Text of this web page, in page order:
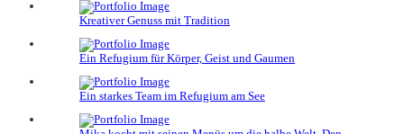
Kreativer Genuss mit Tradition
Ein Refugium für Körper, Geist und Gaumen
Ein starkes Team im Refugium am See